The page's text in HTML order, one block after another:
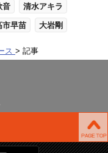
音 清水アキラ
市早苗 大岩剛
ス 記事